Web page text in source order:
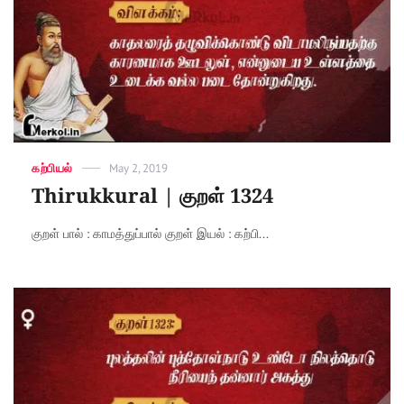
Categories
கற்பியல்
Posted
May 2, 2019
Thirukkural | குறள் 1324
குறள் பால் : காமத்துப்பால் குறள் இயல் : கற்பி...